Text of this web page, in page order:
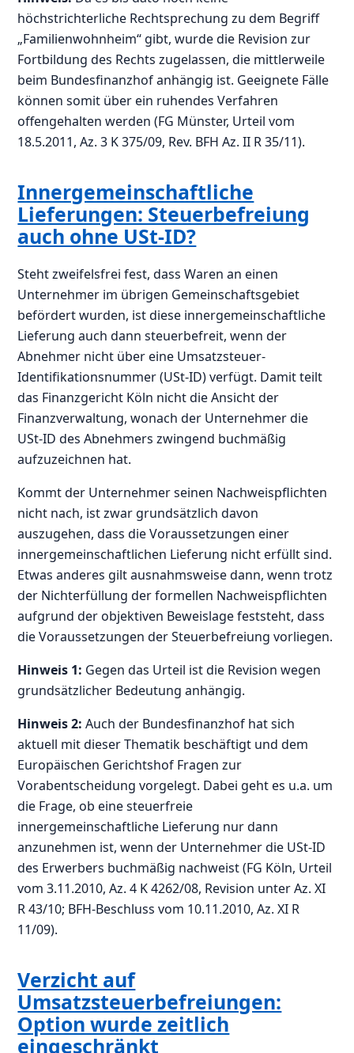
höchstrichterliche Rechtsprechung zu dem Begriff
„Familienwohnheim“ gibt, wurde die Revision zur
Fortbildung des Rechts zugelassen, die mittlerweile
beim Bundesfinanzhof anhängig ist. Geeignete Fälle
können somit über ein ruhendes Verfahren
offengehalten werden (FG Münster, Urteil vom
18.5.2011, Az. 3 K 375/09, Rev. BFH Az. II R 35/11).
Innergemeinschaftliche
Lieferungen: Steuerbefreiung
auch ohne USt-ID?
Steht zweifelsfrei fest, dass Waren an einen
Unternehmer im übrigen Gemeinschaftsgebiet
befördert wurden, ist diese innergemeinschaftliche
Lieferung auch dann steuerbefreit, wenn der
Abnehmer nicht über eine Umsatzsteuer-
Identifikationsnummer (USt-ID) verfügt. Damit teilt
das Finanzgericht Köln nicht die Ansicht der
Finanzverwaltung, wonach der Unternehmer die
USt-ID des Abnehmers zwingend buchmäßig
aufzuzeichnen hat.
Kommt der Unternehmer seinen Nachweispflichten
nicht nach, ist zwar grundsätzlich davon
auszugehen, dass die Voraussetzungen einer
innergemeinschaftlichen Lieferung nicht erfüllt sind.
Etwas anderes gilt ausnahmsweise dann, wenn trotz
der Nichterfüllung der formellen Nachweispflichten
aufgrund der objektiven Beweislage feststeht, dass
die Voraussetzungen der Steuerbefreiung vorliegen.
Hinweis 1: Gegen das Urteil ist die Revision wegen
grundsätzlicher Bedeutung anhängig.
Hinweis 2: Auch der Bundesfinanzhof hat sich
aktuell mit dieser Thematik beschäftigt und dem
Europäischen Gerichtshof Fragen zur
Vorabentscheidung vorgelegt. Dabei geht es u.a. um
die Frage, ob eine steuerfreie
innergemeinschaftliche Lieferung nur dann
anzunehmen ist, wenn der Unternehmer die USt-ID
des Erwerbers buchmäßig nachweist (FG Köln, Urteil
vom 3.11.2010, Az. 4 K 4262/08, Revision unter Az. XI
R 43/10; BFH-Beschluss vom 10.11.2010, Az. XI R
11/09).
Verzicht auf
Umsatzsteuerbefreiungen:
Option wurde zeitlich
eingeschränkt